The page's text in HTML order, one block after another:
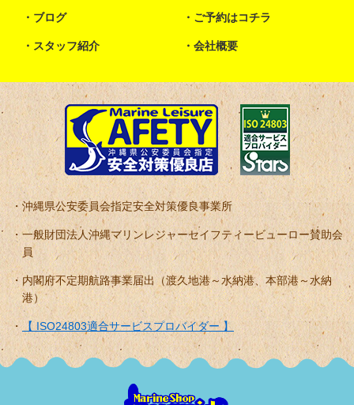
ブログ ご予約はコチラ
スタッフ紹介 会社概要
沖縄県公安委員会指定安全対策優良事業所
一般財団法人沖縄マリンレジャーセイフティービューロー賛助会
員
内閣府不定期航路事業届出（渡久地港～水納港、本部港～水納
港）
【 ISO24803適合サービスプロバイダー 】